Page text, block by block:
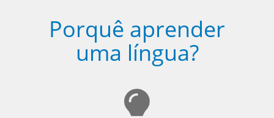
Porquê aprender
uma língua?